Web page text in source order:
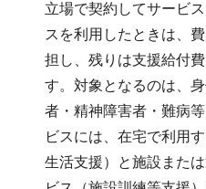
立場で契約してサービ
スを利用したときは、
担し、残りは支援給付
す。対象となるのは、
者・精神障害者・難病
ビスには、在宅で利用
生活支援）と施設また